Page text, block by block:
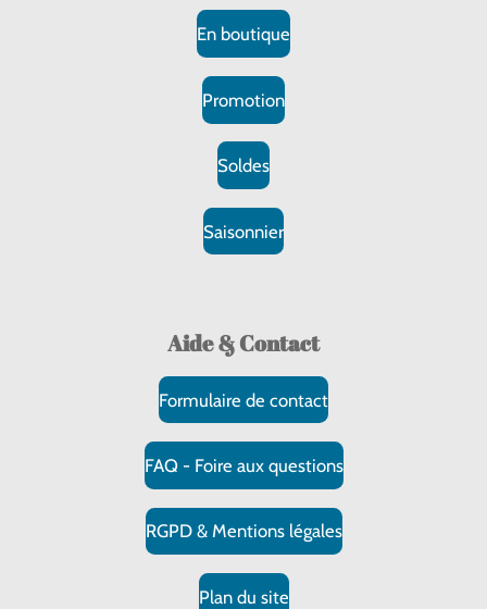
En boutique
Promotion
Soldes
Saisonnier
Aide & Contact
Formulaire de contact
FAQ - Foire aux questions
RGPD & Mentions légales
Plan du site